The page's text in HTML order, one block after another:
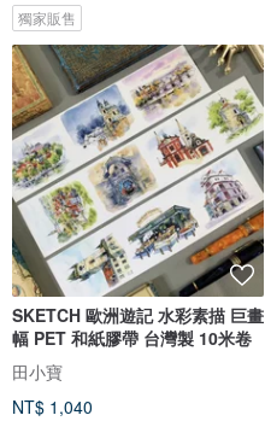
獨家販售
SKETCH 歐洲遊記 水彩素描 巨畫
幅 PET 和紙膠帶 台灣製 10米卷
田小寶
NT$ 1,040